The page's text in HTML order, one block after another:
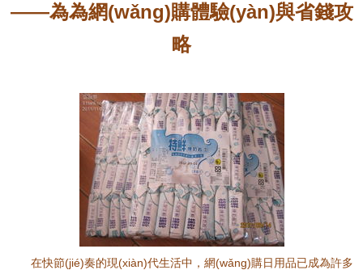
——為為網(wǎng)購體驗(yàn)與省錢攻
略
在快節(jié)奏的現(xiàn)代生活中，網(wǎng)購日用品已成為許多